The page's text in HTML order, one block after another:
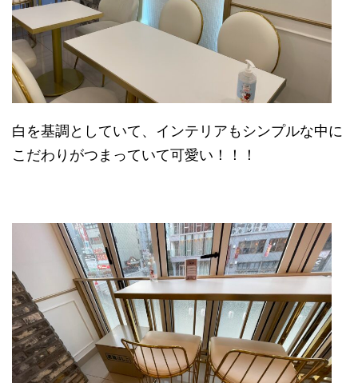
白を基調としていて、インテリアもシンプルな中に
こだわりがつまっていて可愛い！！！